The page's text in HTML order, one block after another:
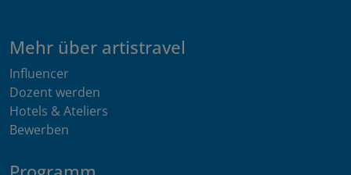
Mehr über artistravel
Influencer
Dozent werden
Hotels & Ateliers
Bewerben